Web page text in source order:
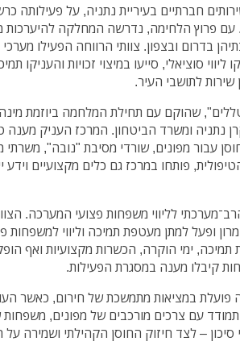
חברתיים בעיריית נתניה, על פעילותה
פרוץ הלחימה, נדרשה המחלקה להיערכות
בדרום ובצפון. צוותי הרווחה הפעילו מערכי
סוציאלי, סייעו במיצוי זכויות והעניקו
לתושבי העיר.
שהוקם עם תחילת המלחמה ביוזמת
נתניה ומשרד הביטחון. המרכז העניק מענה
עבור מפונים, שורדי מסיבת "נובה", משרתי
פותחו במרכז גם כלים מקצועיים וידע
לליווי משפחות פצועי המערכה.
ופעל למתן מעטפת תמיכה וליווי למשפחות
תמיכה, ימי הוקרה, הכשרות מקצועיות ואף
קיבלו מענה במסגרת הפעילות.
פועלת במציאות מתמשכת של חירום, כאשר
עם צרכים מורכבים של מפונים, משפחות
סיכון – לצד חיזוק החוסן הקהילתי ושמירה על